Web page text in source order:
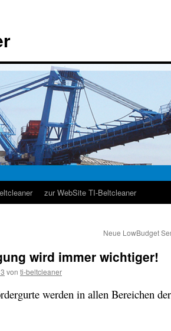
zur WebSite TI-Beltcleaner
Neue LowBudget
wird immer wichtiger!
von ti-beltcleaner
werden in allen Bereichen